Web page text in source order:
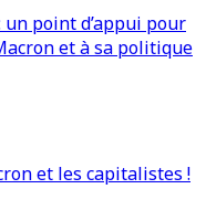
un point d’appui pour
et à sa politique
et les capitalistes !